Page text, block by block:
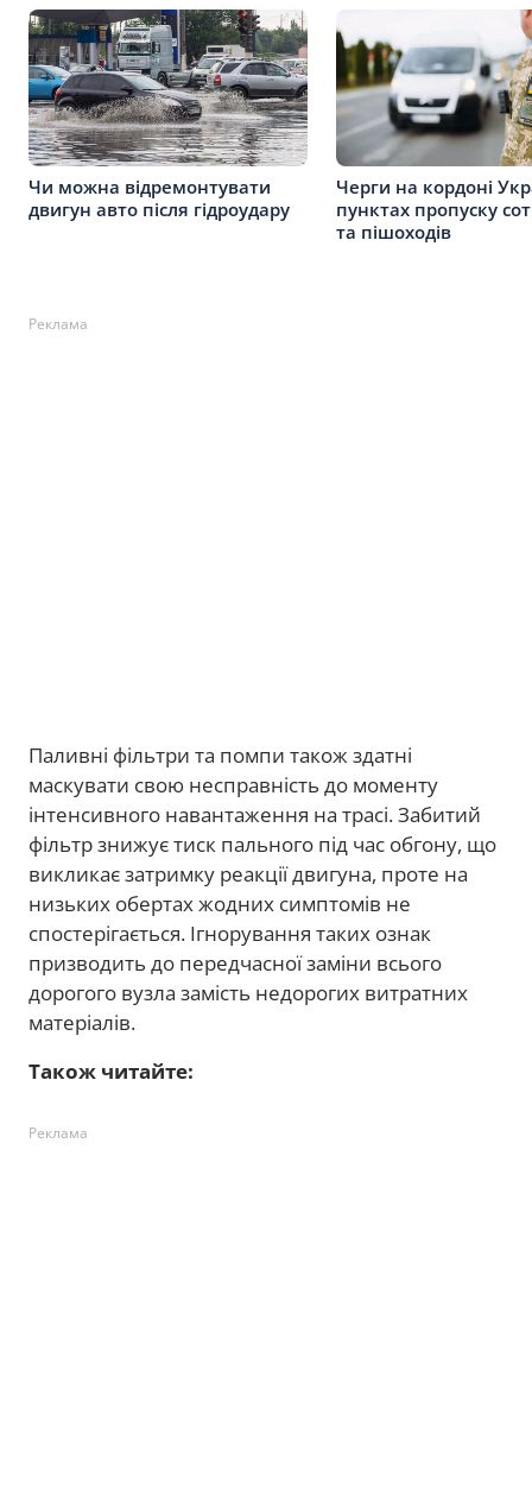
Чи можна відремонтувати
двигун авто після гідроудару
Черги на кордоні
пунктах пропуску
та пішоходів
Реклама
Паливні фільтри та помпи також здатні
маскувати свою несправність до моменту
інтенсивного навантаження на трасі. Забитий
фільтр знижує тиск пального під час обгону, що
викликає затримку реакції двигуна, проте на
низьких обертах жодних симптомів не
спостерігається. Ігнорування таких ознак
призводить до передчасної заміни всього
дорогого вузла замість недорогих витратних
матеріалів.
Також читайте:
Реклама